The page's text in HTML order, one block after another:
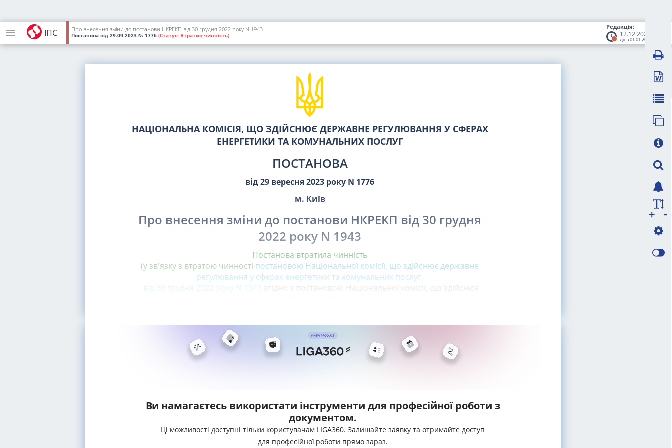
ІПС
Редакція:
12.12.2023
Діє з 01.01.2024
Про внесення зміни до постанови НКРЕКП від 30 грудня 2022 року N 1943
Постанова від 29.09.2023 № 1776 (Статус: Втратив чинність)
НАЦІОНАЛЬНА КОМІСІЯ, ЩО ЗДІЙСНЮЄ ДЕРЖАВНЕ РЕГУЛЮВАННЯ У СФЕРАХ
ЕНЕРГЕТИКИ ТА КОМУНАЛЬНИХ ПОСЛУГ
ПОСТАНОВА
від 29 вересня 2023 року N 1776
м. Київ
Про внесення зміни до постанови НКРЕКП від 30 грудня
2022 року N 1943
Постанова втратила чинність
(у зв'язку з втратою чинності постановою Національної комісії, що здійснює державне
регулювання у сферах енергетики та комунальних послуг,
від 30 грудня 2022 року N 1943 згідно з постановою Національної комісії, що здійснює
Ви намагаєтесь використати інструменти для професійної роботи з
документом.
Ці можливості доступні тільки користувачам LIGA360. Залишайте заявку та отримайте доступ
для професійної роботи прямо зараз.
-
+